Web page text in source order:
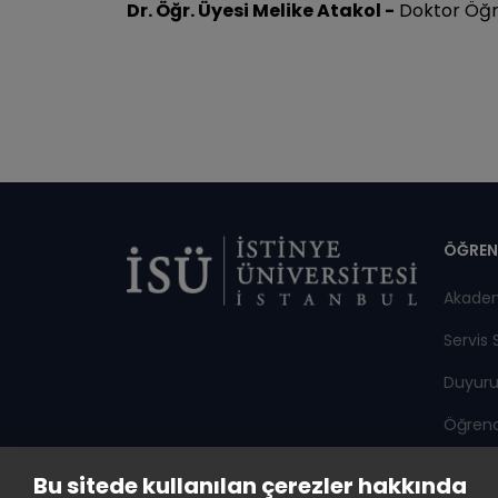
Bu sitede kullanılan çerezler hakkında
Dr. Öğr. Üyesi Melike Atakol - Doktor
Servis